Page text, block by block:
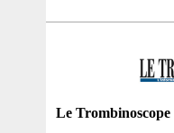
Le Trombinoscope